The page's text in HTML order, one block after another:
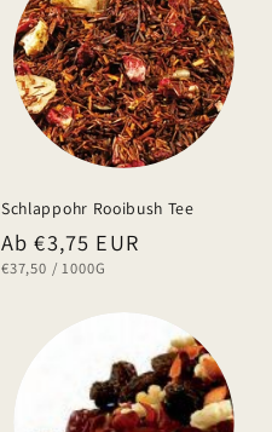
Schlappohr Rooibush Tee
Normaler
Preis
Ab €3,75 EUR
GRUNDPREIS
€37,50 / PRO
1000G